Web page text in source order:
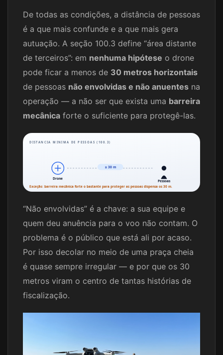
De todas as condições, a distância de pessoas
é a que mais confunde e a que mais gera
autuação. A seção 100.3 define “área distante
de terceiros”: em nenhuma hipótese o drone
pode ficar a menos de 30 metros horizontais
de pessoas não envolvidas e não anuentes na
operação — a não ser que exista uma barreira
mecânica forte o suficiente para protegê-las.
DISTANCIA MINIMA DE PESSOAS (100.3)
Drone
≥ 30 m
Pessoas
Exceção: barreira mecânica forte o bastante para proteger as pessoas dispensa os 30 m.
“Não envolvidas” é a chave: a sua equipe e
quem deu anuência para o voo não contam. O
problema é o público que está ali por acaso.
Por isso decolar no meio de uma praça cheia
é quase sempre irregular — e por que os 30
metros viram o centro de tantas histórias de
fiscalização.